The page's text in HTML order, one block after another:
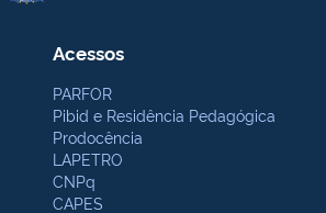
Acessos
PARFOR
Pibid e Residência Pedagógica
Prodocência
LAPETRO
CNPq
CAPES